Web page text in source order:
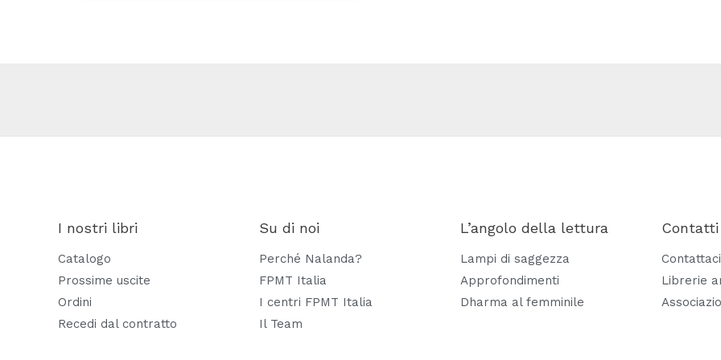
I nostri libri
Catalogo
Prossime uscite
Ordini
Recedi dal contratto
Su di noi
Perché Nalanda?
FPMT Italia
I centri FPMT Italia
Il Team
L’angolo della lettura
Lampi di saggezza
Approfondimenti
Dharma al femminile
Contatti
Contattaci
Librerie